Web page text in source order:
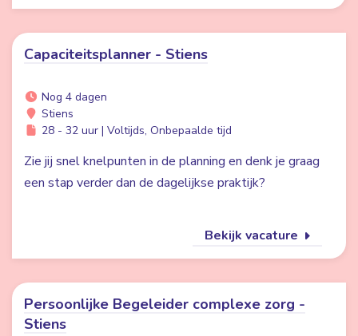
Capaciteitsplanner - Stiens
Nog 4 dagen
Stiens
28 - 32 uur | Voltijds, Onbepaalde tijd
Zie jij snel knelpunten in de planning en denk je graag
een stap verder dan de dagelijkse praktijk?
Bekijk vacature
Persoonlijke Begeleider complexe zorg -
Stiens